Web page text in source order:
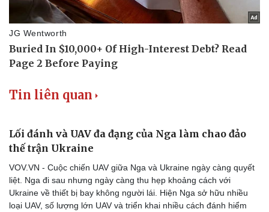
Doanh nghiệp
Thông tin doanh nghiệp
Doanh nhân
Vì cộng đồng
Công nghệ
Trải nghiệm
Chuyển đổi số
Tin liên quan
Lối đánh và UAV đa đạng của Nga làm chao đảo
thế trận Ukraine
VOV.VN - Cuộc chiến UAV giữa Nga và Ukraine ngày càng quyết
liệt. Nga đi sau nhưng ngày càng thu hẹp khoảng cách với
Ukraine về thiết bị bay không người lái. Hiện Nga sở hữu nhiều
loại UAV, số lượng lớn UAV và triển khai nhiều cách đánh hiểm